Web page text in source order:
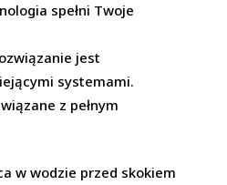
spełni Twoje
jest
systemami.
z pełnym
w wodzie przed skokiem